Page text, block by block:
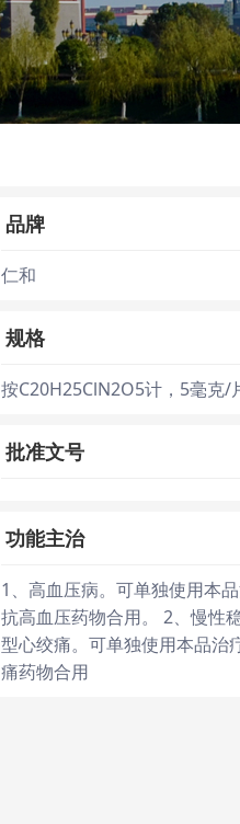
品牌
仁和
规格
按C20H25ClN2O5计，5毫克/
批准文号
功能主治
1、高血压病。可单独使用本
抗高血压药物合用。 2、慢性
型心绞痛。可单独使用本品治
痛药物合用